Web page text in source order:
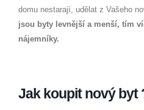
domu nestarají, udělat z Vašeho
jsou byty levnější a menší, tím
nájemníky.
Jak koupit nový byt